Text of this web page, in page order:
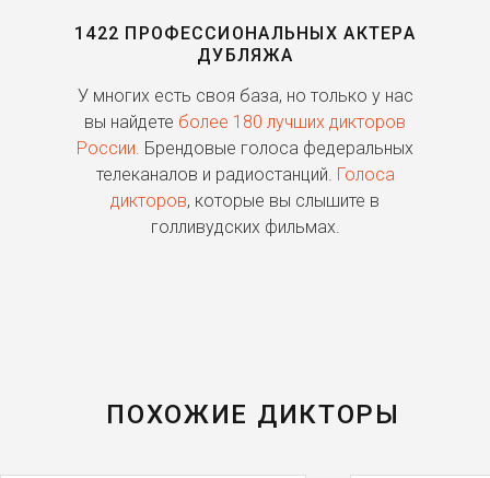
1422 ПРОФЕССИОНАЛЬНЫХ АКТЕРА
ДУБЛЯЖА
У многих есть своя база, но только у нас
вы найдете более 180 лучших дикторов
России. Брендовые голоса федеральных
телеканалов и радиостанций. Голоса
дикторов, которые вы слышите в
голливудских фильмах.
ПОХОЖИЕ ДИКТОРЫ